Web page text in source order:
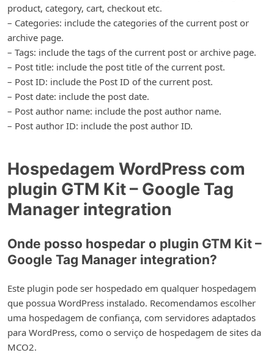
Hospedagem WordPress com
plugin GTM Kit – Google Tag
Manager integration
Onde posso hospedar o plugin GTM Kit –
Google Tag Manager integration?
Este plugin pode ser hospedado em qualquer hospedagem
que possua WordPress instalado. Recomendamos escolher
uma hospedagem de confiança, com servidores adaptados
para WordPress, como o serviço de hospedagem de sites da
MCO2.
product, category, cart, checkout etc.
– Categories: include the categories of the current post or
archive page.
– Tags: include the tags of the current post or archive page.
– Post title: include the post title of the current post.
– Post ID: include the Post ID of the current post.
– Post date: include the post date.
– Post author name: include the post author name.
– Post author ID: include the post author ID.